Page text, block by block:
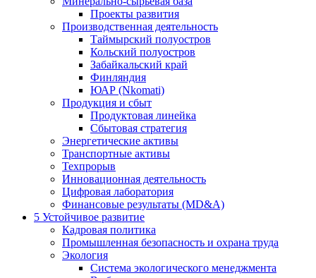
Проекты развития
Производственная деятельность
Таймырский полуостров
Кольский полуостров
Забайкальский край
Финляндия
ЮАР (Nkomati)
Продукция и сбыт
Продуктовая линейка
Сбытовая стратегия
Энергетические активы
Транспортные активы
Техпрорыв
Инновационная деятельность
Цифровая лаборатория
Финансовые результаты (MD&A)
5 Устойчивое развитие
Кадровая политика
Промышленная безопасность и охрана труда
Экология
Система экологического менеджмента